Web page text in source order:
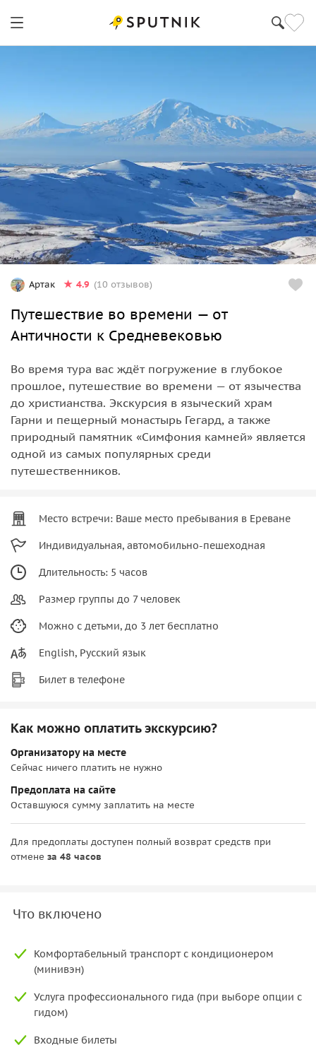
Артак 4.9 (10 отзывов)
Путешествие во времени — от
Античности к Средневековью
Во время тура вас ждёт погружение в глубокое
прошлое, путешествие во времени — от язычества
до христианства. Экскурсия в языческий храм
Гарни и пещерный монастырь Гегард, а также
природный памятник «Симфония камней» является
одной из самых популярных среди
путешественников.
Место встречи: Ваше место пребывания в Ереване
Индивидуальная, автомобильно-пешеходная
Длительность: 5 часов
Размер группы до 7 человек
Можно с детьми, до 3 лет бесплатно
English, Русский язык
Билет в телефоне
Как можно оплатить экскурсию?
Организатору на месте
Сейчас ничего платить не нужно
Предоплата на сайте
Оставшуюся сумму заплатить на месте
Для предоплаты доступен полный возврат средств при
отмене за 48 часов
Что включено
Комфортабельный транспорт с кондиционером
(минивэн)
Услуга профессионального гида (при выборе опции с
гидом)
Входные билеты